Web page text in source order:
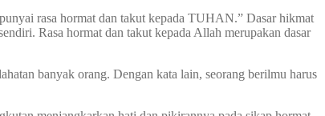
rasa hormat dan takut kepada TUHAN.” Dasar hikmat
Rasa hormat dan takut kepada Allah merupakan dasar
banyak orang. Dengan kata lain, seorang berilmu harus